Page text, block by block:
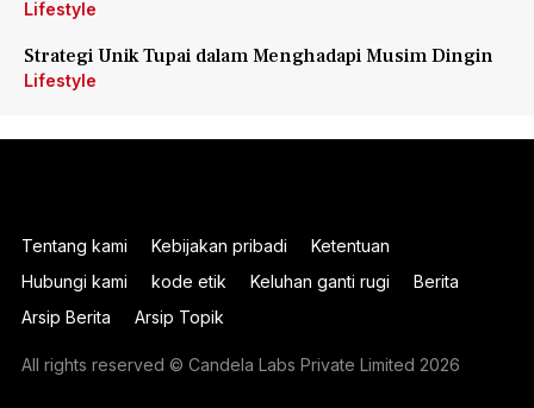
Lifestyle
Strategi Unik Tupai dalam Menghadapi Musim Dingin
Lifestyle
Tentang kami Kebijakan pribadi
Ketentuan
Hubungi kami
kode etik Keluhan ganti rugi
Berita
Arsip Berita
Arsip Topik
All rights reserved © Candela Labs Private Limited 2026